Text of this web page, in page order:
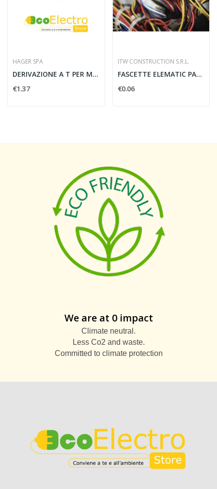
HAGER SPA
DERIVAZIONE A T PER MINICANALI IM 25x17 W...
€1.37
ITW CONSTRUCTION S.R.L.
FASCETTE ELEMATIC PA6.6 290X3,5 NERO - ITW...
€0.06
We are at 0 impact
Climate neutral.
Less Co2 and waste.
Committed to climate protection